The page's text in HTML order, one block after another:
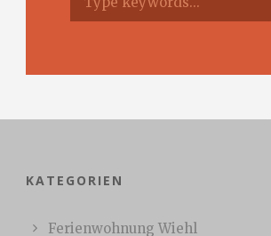
KATEGORIEN
Ferienwohnung Wiehl